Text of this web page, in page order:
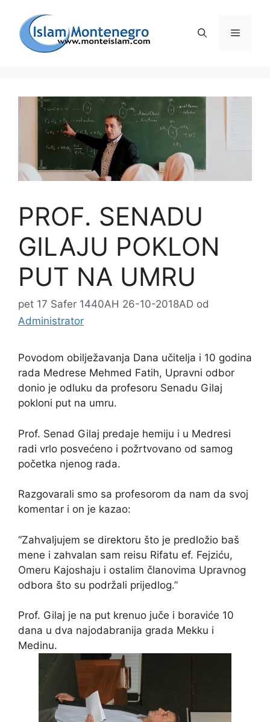
sadržaj
PROF. SENADU
GILAJU POKLON
PUT NA UMRU
pet 17 Safer 1440AH 26-10-2018AD od
Administrator
Povodom obilježavanja Dana učitelja i 10 godina
rada Medrese Mehmed Fatih, Upravni odbor
donio je odluku da profesoru Senadu Gilaj
pokloni put na umru.
Prof. Senad Gilaj predaje hemiju i u Medresi
radi vrlo posvećeno i požrtvovano od samog
početka njenog rada.
Razgovarali smo sa profesorom da nam da svoj
komentar i on je kazao:
“Zahvaljujem se direktoru što je predložio baš
mene i zahvalan sam reisu Rifatu ef. Fejziću,
Omeru Kajoshaju i ostalim članovima Upravnog
odbora što su podržali prijedlog.”
Prof. Gilaj je na put krenuo juče i boraviće 10
dana u dva najodabranija grada Mekku i
Medinu.